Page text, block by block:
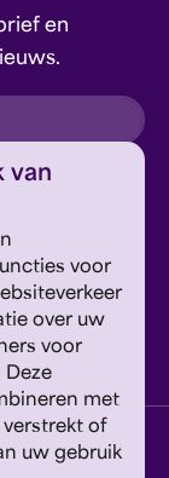
van
voor
over uw
voor
Deze
met
verstrekt of
uw gebruik
en
wijzigen